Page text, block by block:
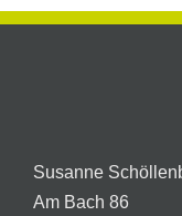
Susanne
Am Bach 86